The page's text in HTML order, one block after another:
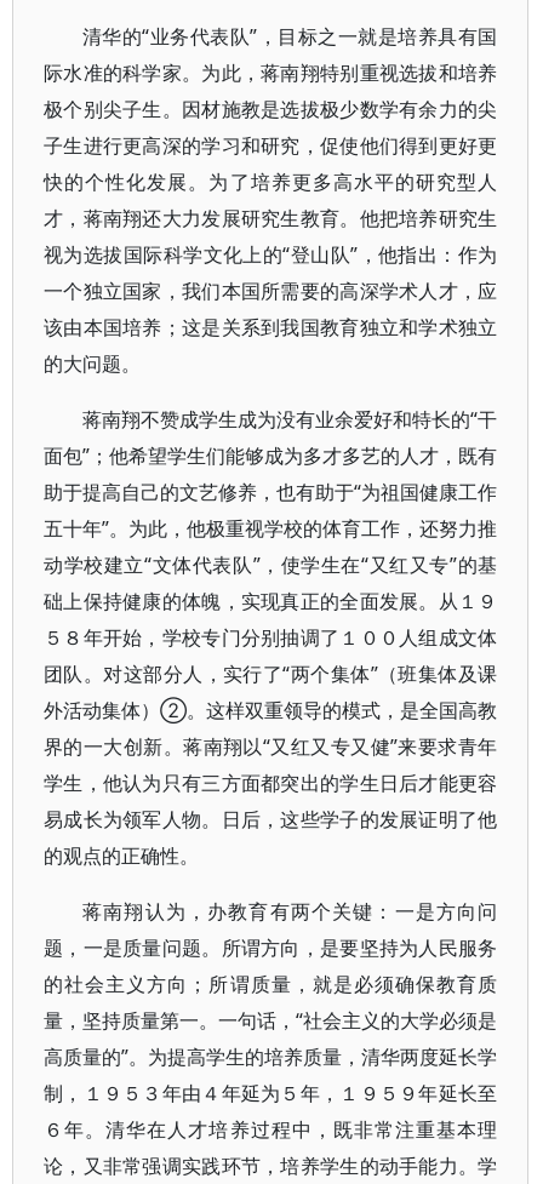
清华的“业务代表队”，目标之一就是培养具有国
际水准的科学家。为此，蒋南翔特别重视选拔和培养
极个别尖子生。因材施教是选拔极少数学有余力的尖
子生进行更高深的学习和研究，促使他们得到更好更
快的个性化发展。为了培养更多高水平的研究型人
才，蒋南翔还大力发展研究生教育。他把培养研究生
视为选拔国际科学文化上的“登山队”，他指出：作为
一个独立国家，我们本国所需要的高深学术人才，应
该由本国培养；这是关系到我国教育独立和学术独立
的大问题。
蒋南翔不赞成学生成为没有业余爱好和特长的“干
面包”；他希望学生们能够成为多才多艺的人才，既有
助于提高自己的文艺修养，也有助于“为祖国健康工作
五十年”。为此，他极重视学校的体育工作，还努力推
动学校建立“文体代表队”，使学生在“又红又专”的基
础上保持健康的体魄，实现真正的全面发展。从１９
５８年开始，学校专门分别抽调了１００人组成文体
团队。对这部分人，实行了“两个集体”（班集体及课
外活动集体）②。这样双重领导的模式，是全国高教
界的一大创新。蒋南翔以“又红又专又健”来要求青年
学生，他认为只有三方面都突出的学生日后才能更容
易成长为领军人物。日后，这些学子的发展证明了他
的观点的正确性。
蒋南翔认为，办教育有两个关键：一是方向问
题，一是质量问题。所谓方向，是要坚持为人民服务
的社会主义方向；所谓质量，就是必须确保教育质
量，坚持质量第一。一句话，“社会主义的大学必须是
高质量的”。为提高学生的培养质量，清华两度延长学
制，１９５３年由４年延为５年，１９５９年延长至
６年。清华在人才培养过程中，既非常注重基本理
论，又非常强调实践环节，培养学生的动手能力。学